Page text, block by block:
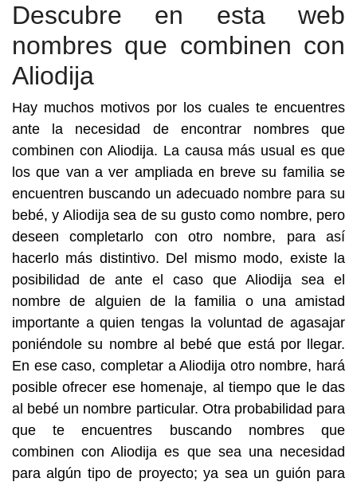
Descubre en esta web
nombres que combinen con
Aliodija
Hay muchos motivos por los cuales te encuentres
ante la necesidad de encontrar nombres que
combinen con Aliodija. La causa más usual es que
los que van a ver ampliada en breve su familia se
encuentren buscando un adecuado nombre para su
bebé, y Aliodija sea de su gusto como nombre, pero
deseen completarlo con otro nombre, para así
hacerlo más distintivo. Del mismo modo, existe la
posibilidad de ante el caso que Aliodija sea el
nombre de alguien de la familia o una amistad
importante a quien tengas la voluntad de agasajar
poniéndole su nombre al bebé que está por llegar.
En ese caso, completar a Aliodija otro nombre, hará
posible ofrecer ese homenaje, al tiempo que le das
al bebé un nombre particular. Otra probabilidad para
que te encuentres buscando nombres que
combinen con Aliodija es que sea una necesidad
para algún tipo de proyecto; ya sea un guión para